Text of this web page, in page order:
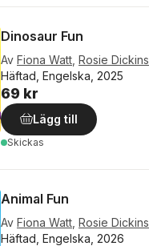
Dinosaur Fun
Av Fiona Watt Rosie Dickins
Häftad, Engelska, 2025
69 kr
Lägg till
Skickas
Animal Fun
Av Fiona Watt Rosie Dickins
Häftad, Engelska, 2026